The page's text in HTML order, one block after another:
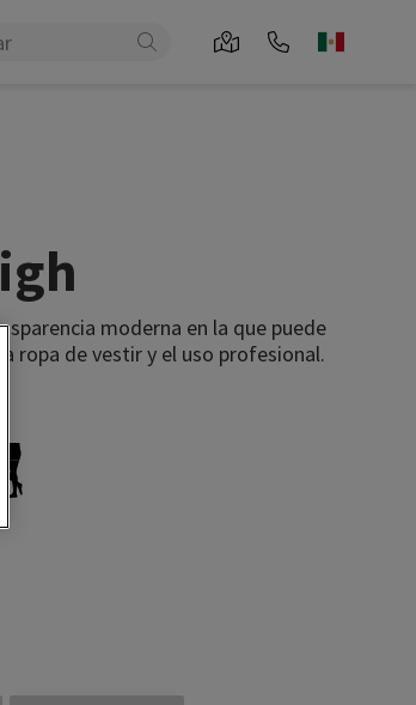
moderna en la que puede
ropa de vestir y el uso profesional.